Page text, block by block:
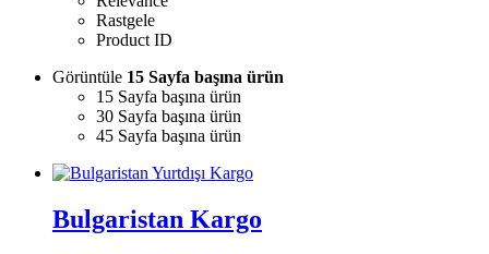
Rastgele
Product ID
Görüntüle 15 Sayfa başına ürün
15 Sayfa başına ürün
30 Sayfa başına ürün
45 Sayfa başına ürün
Bulgaristan Kargo